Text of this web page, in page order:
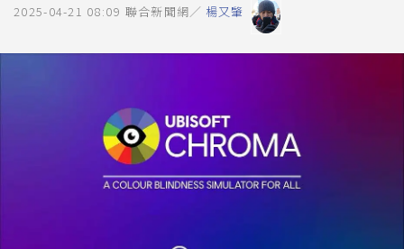
2025-04-21 08:09 聯合新聞網／ 楊又肇